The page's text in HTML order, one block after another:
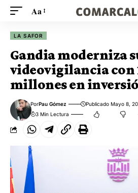
Aa
LA SAFOR
Gandia moderniza
videovigilancia con
millones en
PorPau Gómez Publicado Mayo 8,
3 Min Lectura